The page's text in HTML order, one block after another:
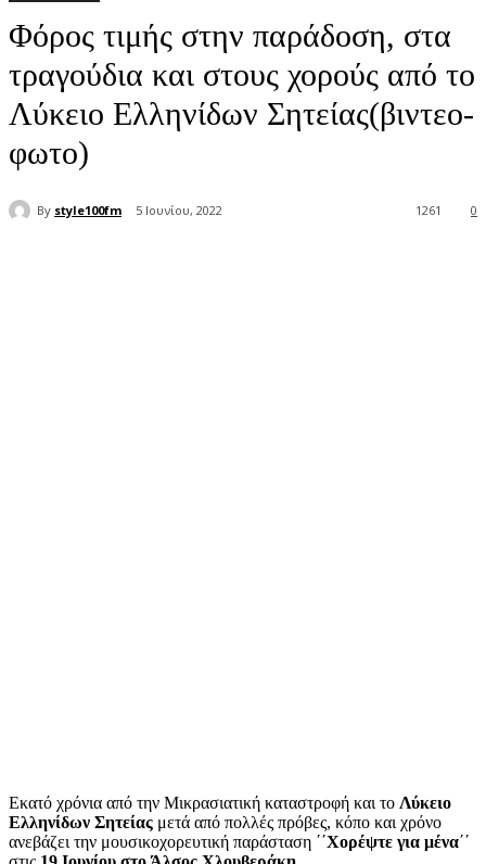
Φόρος τιμής στην παράδοση, στα
τραγούδια και στους χορούς από το
Λύκειο Ελληνίδων Σητείας(βιντεο-
φωτο)
By style100fm 5 Ιουνίου, 2022 0
1261
Εκατό χρόνια από την Μικρασιατική καταστροφή και το Λύκειο
Ελληνίδων Σητείας μετά από πολλές πρόβες, κόπο και χρόνο
ανεβάζει την μουσικοχορευτική παράσταση ΄΄Χορέψτε για μένα΄΄